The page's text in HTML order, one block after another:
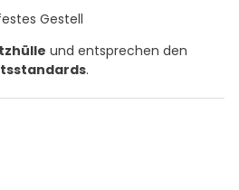
Gestell
und entsprechen den
.